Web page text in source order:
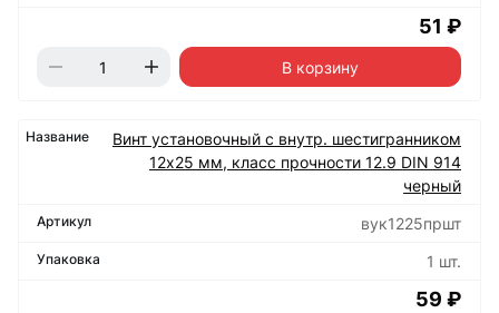
51 ₽
В корзину
Винт установочный с внутр. шестигранником
12х25 мм, класс прочности 12.9 DIN 914
черный
вук1225пршт
1 шт.
59 ₽